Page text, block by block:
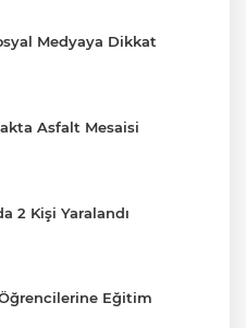
Medyaya Dikkat
Asfalt Mesaisi
2 Kişi Yaralandı
Eğitim